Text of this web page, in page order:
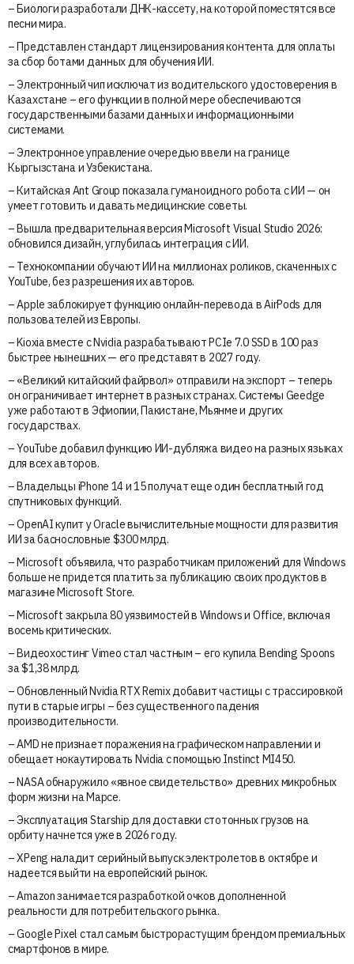
– Биологи разработали ДНК-кассету, на которой поместятся все
песни мира.
– Представлен стандарт лицензирования контента для оплаты
за сбор ботами данных для обучения ИИ.
– Электронный чип исключат из водительского удостоверения в
Казахстане – его функции в полной мере обеспечиваются
государственными базами данных и информационными
системами.
– Электронное управление очередью ввели на границе
Кыргызстана и Узбекистана.
– Китайская Ant Group показала гуманоидного робота с ИИ — он
умеет готовить и давать медицинские советы.
– Вышла предварительная версия Microsoft Visual Studio 2026:
обновился дизайн, углубилась интеграция с ИИ.
– Технокомпании обучают ИИ на миллионах роликов, скаченных с
YouTube, без разрешения их авторов.
– Apple заблокирует функцию онлайн-перевода в AirPods для
пользователей из Европы.
– Kioxia вместе с Nvidia разрабатывают PCIe 7.0 SSD в 100 раз
быстрее нынешних — его представят в 2027 году.
– «Великий китайский файрвол» отправили на экспорт – теперь
он ограничивает интернет в разных странах. Системы Geedge
уже работают в Эфиопии, Пакистане, Мьянме и других
государствах.
– YouTube добавил функцию ИИ-дубляжа видео на разных языках
для всех авторов.
– Владельцы iPhone 14 и 15 получат еще один бесплатный год
спутниковых функций.
– OpenAI купит у Oracle вычислительные мощности для развития
ИИ за баснословные $300 млрд.
– Microsoft объявила, что разработчикам приложений для Windows
больше не придется платить за публикацию своих продуктов в
магазине Microsoft Store.
– Microsoft закрыла 80 уязвимостей в Windows и Office, включая
восемь критических.
– Видеохостинг Vimeo стал частным – его купила Bending Spoons
за $1,38 млрд.
– Обновленный Nvidia RTX Remix добавит частицы с трассировкой
пути в старые игры – без существенного падения
производительности.
– AMD не признает поражения на графическом направлении и
обещает нокаутировать Nvidia с помощью Instinct MI450.
– NASA обнаружило «явное свидетельство» древних микробных
форм жизни на Марсе.
– Эксплуатация Starship для доставки стотонных грузов на
орбиту начнется уже в 2026 году.
– XPeng наладит серийный выпуск электролетов в октябре и
надеется выйти на европейский рынок.
– Amazon занимается разработкой очков дополненной
реальности для потребительского рынка.
– Google Pixel стал самым быстрорастущим брендом премиальных
смартфонов в мире.